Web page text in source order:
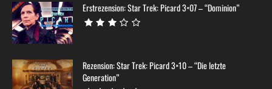
Erstrezension: Star Trek: Picard 3×07 – “Dominion”
Rezension: Star Trek: Picard 3×10 – “Die letzte
Generation”